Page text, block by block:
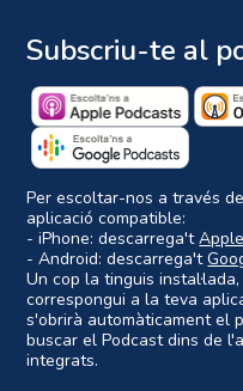
Subscriu-te al
Per escoltar-nos a través
aplicació compatible:
- iPhone: descarrega't
- Android: descarrega't
Un cop la tinguis
correspongui a la teva
s'obrirà automàticament el
buscar el Podcast dins de
integrats.